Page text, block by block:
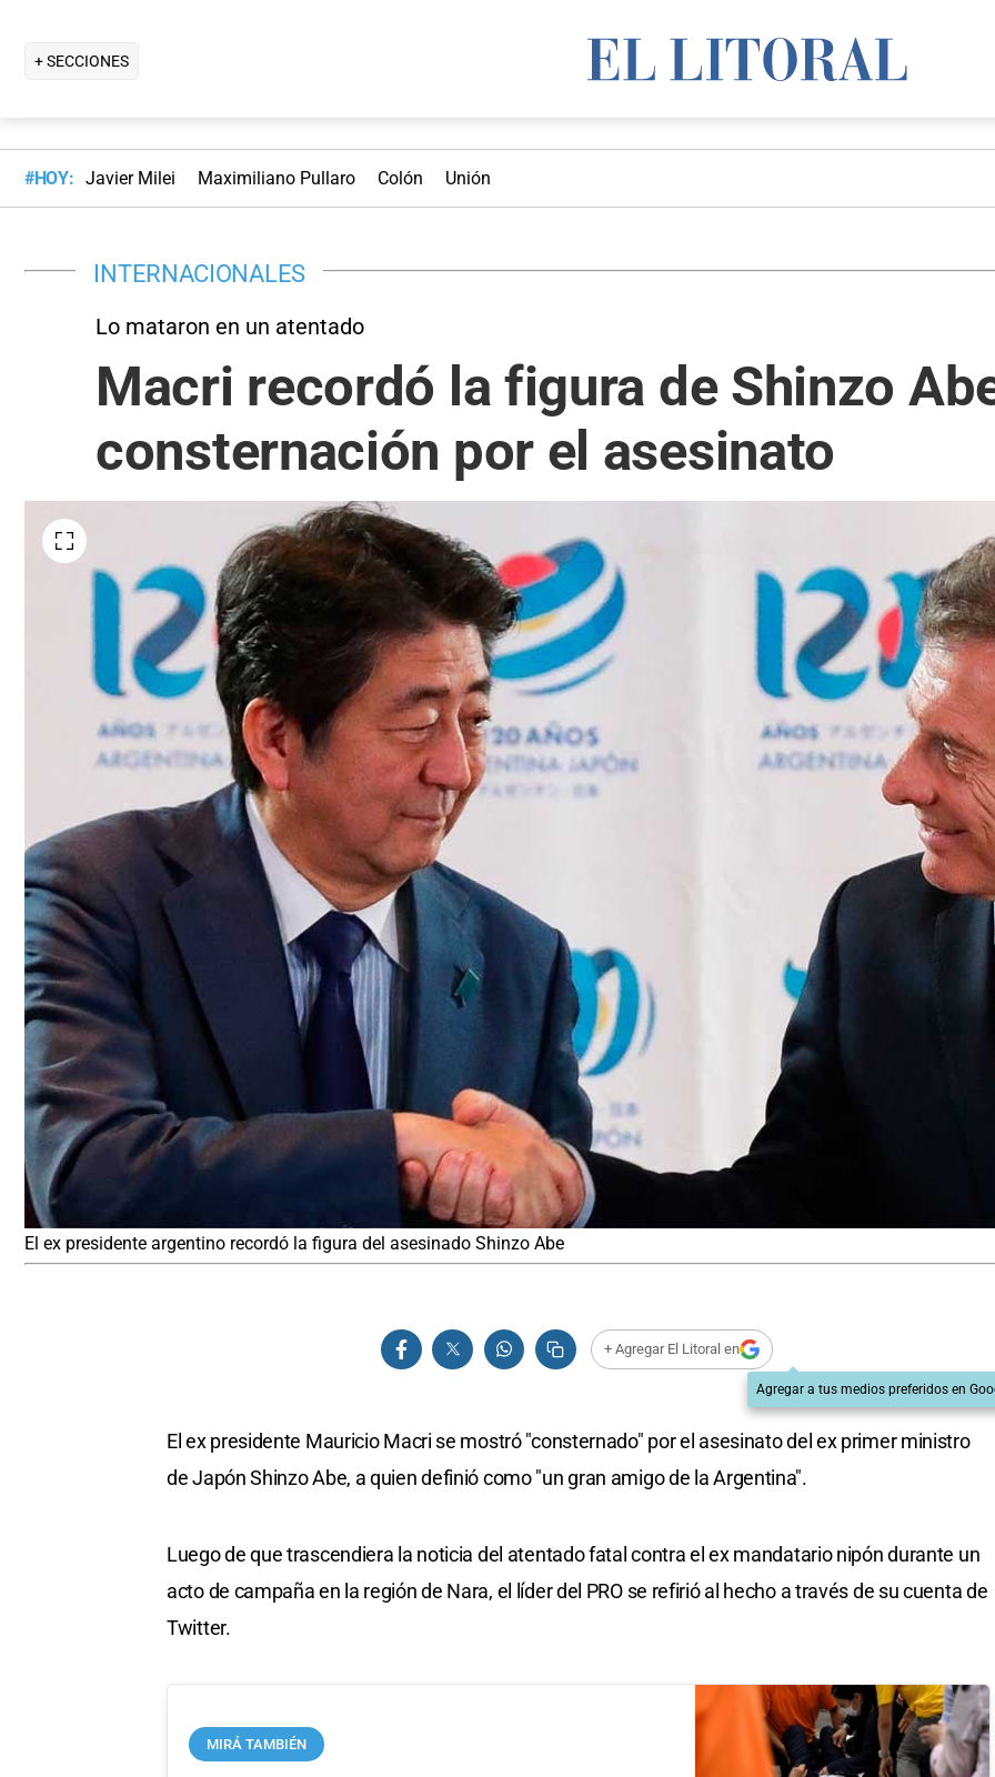
+ SECCIONES
#HOY: Javier Milei Maximiliano Pullaro Colón Unión
INTERNACIONALES
Lo mataron en un atentado
Macri recordó la figura de Shinzo
consternación por el asesinato
El ex presidente argentino recordó la figura del asesinado Shinzo Abe
+ Agregar El Litoral en
Agregar a tus medios preferidos en
El ex presidente Mauricio Macri se mostró "consternado" por el asesinato del ex primer ministro
de Japón Shinzo Abe, a quien definió como "un gran amigo de la Argentina".
Luego de que trascendiera la noticia del atentado fatal contra el ex mandatario nipón durante un
acto de campaña en la región de Nara, el líder del PRO se refirió al hecho a través de su cuenta de
Twitter.
MIRÁ TAMBIÉN